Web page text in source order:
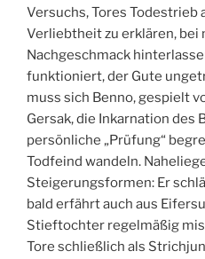
Versuchs, Tores Todestrieb
Verliebtheit zu erklären, bei
Nachgeschmack
funktioniert, der Gute
muss sich Benno, gespielt
Gersak, die Inkarnation des
persönliche „Prüfung“
Todfeind wandeln.
Steigerungsformen: Er
bald erfährt auch aus
Stieftochter regelmäßig
Tore schließlich als